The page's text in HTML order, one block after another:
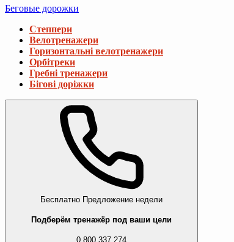
Беговые дорожки
Степпери
Велотренажери
Горизонтальні велотренажери
Орбітреки
Гребні тренажери
Бігові доріжки
Бесплатно Предложение недели
Подберём тренажёр под ваши цели
0 800 337 274